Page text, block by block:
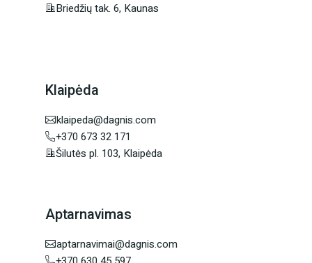
Briedžių tak. 6, Kaunas
Klaipėda
klaipeda@dagnis.com
+370 673 32 171
Šilutės pl. 103, Klaipėda
Aptarnavimas
aptarnavimai@dagnis.com